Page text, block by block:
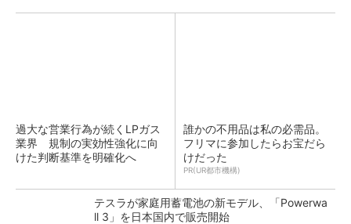
過大な営業行為が続くLPガス
業界 規制の実効性強化に向
けた判断基準を明確化へ
誰かの不用品は私の必需品。
フリマに参加したらお宝だら
けだった
PR(UR都市機構)
テスラが家庭用蓄電池の新モデル、「Powerwa
ll 3」を日本国内で販売開始